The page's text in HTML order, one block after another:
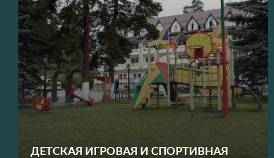
ДЕТСКАЯ ИГРОВАЯ И СПОРТИВНАЯ